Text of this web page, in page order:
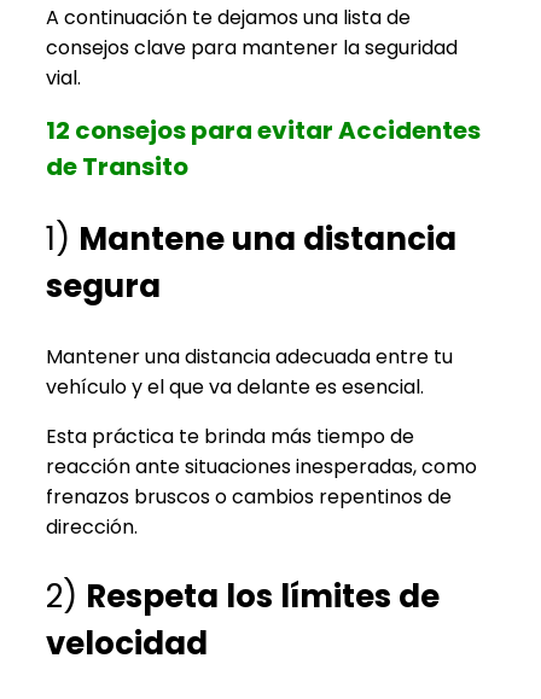
A continuación te dejamos una lista de
consejos clave para mantener la seguridad
vial.
12 consejos para evitar Accidentes
de Transito
1) Mantene una distancia
segura
Mantener una distancia adecuada entre tu
vehículo y el que va delante es esencial.
Esta práctica te brinda más tiempo de
reacción ante situaciones inesperadas, como
frenazos bruscos o cambios repentinos de
dirección.
2) Respeta los límites de
velocidad